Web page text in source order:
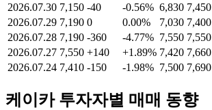
2026.07.30 7,150 -40 -0.56% 6,830 7,450
2026.07.29 7,190 0 0.00% 7,030 7,400
2026.07.28 7,190 -360 -4.77% 7,550 7,550
2026.07.27 7,550 +140 +1.89% 7,420 7,660
2026.07.24 7,410 -150 -1.98% 7,500 7,690
케이카투자자별 매매 동향